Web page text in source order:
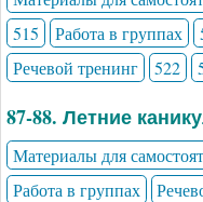
515
Работа в группах
Речевой тренинг
522
87-88. Летние
Материалы для
Работа в группах